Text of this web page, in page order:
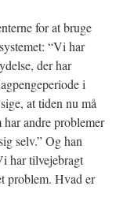
for at bruge
“Vi har
der har
i
at tiden nu må
andre problemer
selv.” Og han
har tilvejebragt
problem. Hvad er